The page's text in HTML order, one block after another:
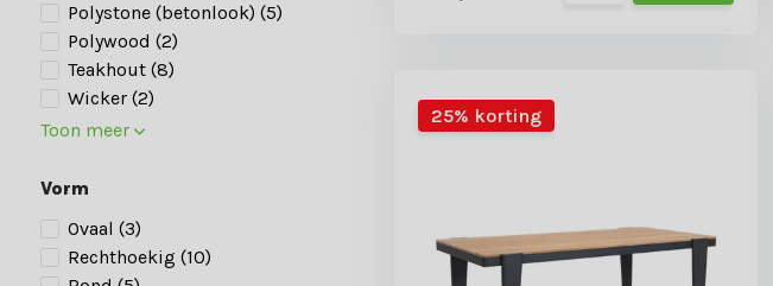
Polystone (betonlook) (5)
Polywood (2)
Teakhout (8)
Wicker (2)
Toon meer
Vorm
Ovaal (3)
Rechthoekig (10)
25% korting